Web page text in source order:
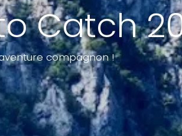
Catch
compagnon !